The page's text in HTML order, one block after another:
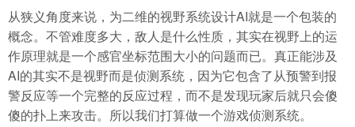
从狭义角度来说，为二维的视野系统设计AI就是一个包装的
概念。不管难度多大，敌人是什么性质，其实在视野上的运
作原理就是一个感官坐标范围大小的问题而已。真正能涉及
AI的其实不是视野而是侦测系统，因为它包含了从预警到报
警反应等一个完整的反应过程，而不是发现玩家后就只会傻
傻的扑上来攻击。所以我们打算做一个游戏侦测系统。